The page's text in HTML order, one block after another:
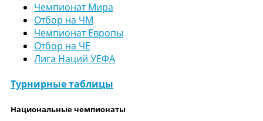
Чемпионат Мира
Отбор на ЧМ
Чемпионат Европы
Отбор на ЧЕ
Лига Наций УЕФА
Турнирные таблицы
Национальные чемпионаты